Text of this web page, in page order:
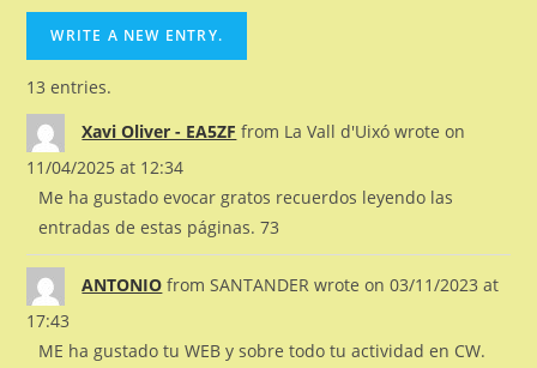
13 entries.
Xavi Oliver - EA5ZF from La Vall d'Uixó wrote on
11/04/2025 at 12:34
Me ha gustado evocar gratos recuerdos leyendo las
entradas de estas páginas. 73
ANTONIO from SANTANDER wrote on 03/11/2023 at
17:43
ME ha gustado tu WEB y sobre todo tu actividad en CW.